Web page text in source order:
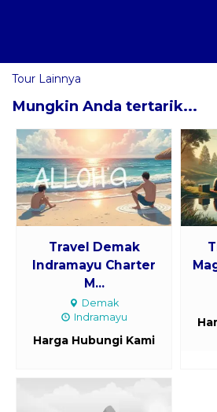
Tour Lainnya
Mungkin Anda tertarik...
Travel Demak
Indramayu Charter
M...
Demak
Indramayu
Harga Hubungi Kami